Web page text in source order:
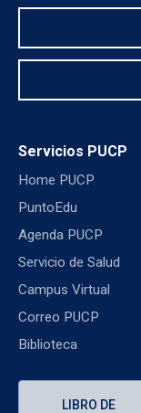
Servicios PUCP
Home PUCP
PuntoEdu
Agenda PUCP
Servicio de Salud
Campus Virtual
Correo PUCP
Biblioteca
LIBRO DE